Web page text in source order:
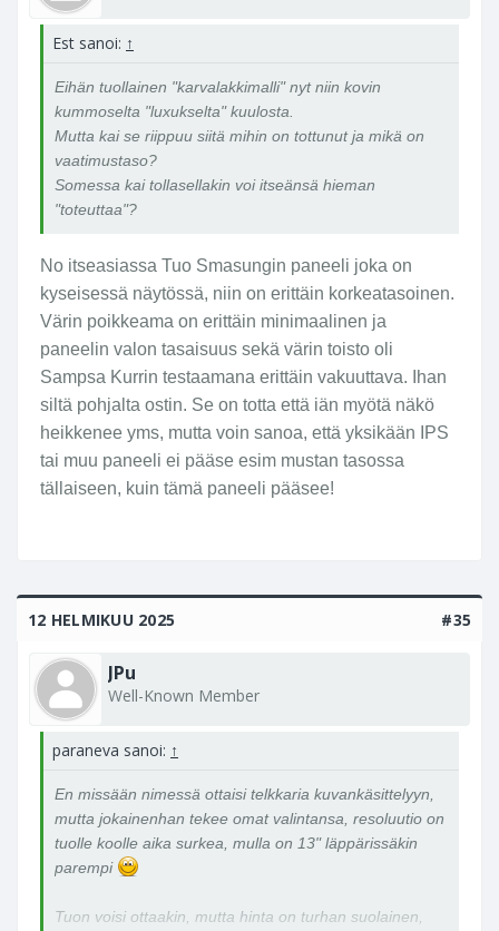
Est sanoi: ↑
Eihän tuollainen "karvalakkimalli" nyt niin kovin
kummoselta "luxukselta" kuulosta.
Mutta kai se riippuu siitä mihin on tottunut ja mikä on
vaatimustaso?
Somessa kai tollasellakin voi itseänsä hieman
"toteuttaa"?
No itseasiassa Tuo Smasungin paneeli joka on
kyseisessä näytössä, niin on erittäin korkeatasoinen.
Värin poikkeama on erittäin minimaalinen ja
paneelin valon tasaisuus sekä värin toisto oli
Sampsa Kurrin testaamana erittäin vakuuttava. Ihan
siltä pohjalta ostin. Se on totta että iän myötä näkö
heikkenee yms, mutta voin sanoa, että yksikään IPS
tai muu paneeli ei pääse esim mustan tasossa
tällaiseen, kuin tämä paneeli pääsee!
12 HELMIKUU 2025 #35
JPu
Well-Known Member
paraneva sanoi: ↑
En missään nimessä ottaisi telkkaria kuvankäsittelyyn,
mutta jokainenhan tekee omat valintansa, resoluutio on
tuolle koolle aika surkea, mulla on 13" läppärissäkin
parempi
Tuon voisi ottaakin, mutta hinta on turhan suolainen,